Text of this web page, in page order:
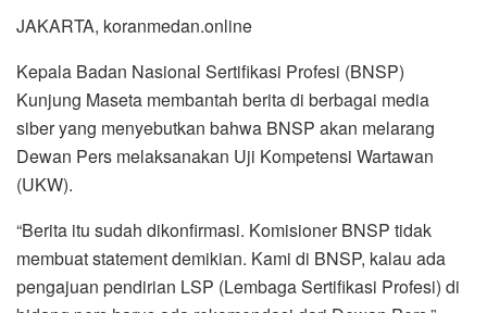
JAKARTA, koranmedan.online
Kepala Badan Nasional Sertifikasi Profesi (BNSP)
Kunjung Maseta membantah berita di berbagai media
siber yang menyebutkan bahwa BNSP akan melarang
Dewan Pers melaksanakan Uji Kompetensi Wartawan
(UKW).
“Berita itu sudah dikonfirmasi. Komisioner BNSP tidak
membuat statement demikian. Kami di BNSP, kalau ada
pengajuan pendirian LSP (Lembaga Sertifikasi Profesi) di